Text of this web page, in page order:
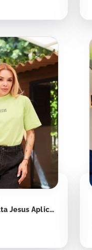
Tshirt Gola Alta Jesus Aplicação